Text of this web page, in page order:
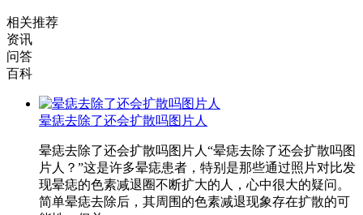
相关推荐
资讯
问答
百科
晕痣去除了还会扩散吗图片人
晕痣去除了还会扩散吗图片人“晕痣去除了还会扩散吗图
片人？”这是许多晕痣患者，特别是那些通过照片对比发
现晕痣的色素减退圈不断扩大的人，心中很大的疑问。
简单晕痣去除后，其周围的色素减退现象存在扩散的可